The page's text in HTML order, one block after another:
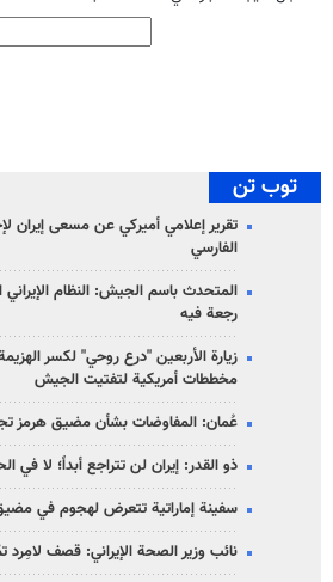
توب تن
تقرير إعلامي أميركي عن مسعى إيران
الفارسي
المتحدث باسم الجيش: النظام
رجعة فيه
زيارة الأربعين "درع روحي" لكسر
مخططات أمريكية لتفتيت الجيش
عُمان: المفاوضات بشأن مضيق هرمز
ذو القدر: إيران لن تتراجع أبداً؛ لا في
سفينة إماراتية تتعرض لهجوم في
نائب وزير الصحة الإيراني: قصف لامِرد